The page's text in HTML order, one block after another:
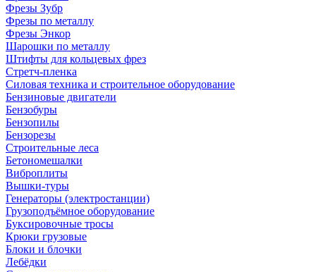
Фрезы Зубр
Фрезы по металлу
Фрезы Энкор
Шарошки по металлу
Штифты для кольцевых фрез
Стретч-пленка
Силовая техника и строительное оборудование
Бензиновые двигатели
Бензобуры
Бензопилы
Бензорезы
Строительные леса
Бетономешалки
Виброплиты
Вышки-туры
Генераторы (электростанции)
Грузоподъёмное оборудование
Буксировочные тросы
Крюки грузовые
Блоки и блочки
Лебёдки